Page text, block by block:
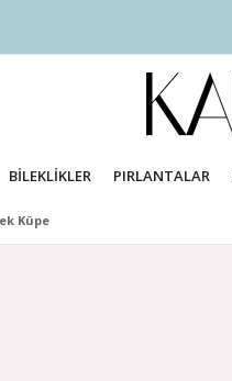
BİLEKLİKLER PIRLANTALAR
Küpe